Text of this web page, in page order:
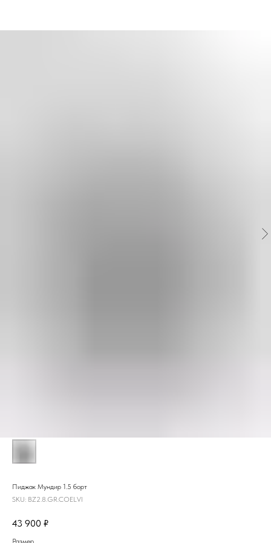
Пиджак Мундир 1.5 борт
SKU: BZ2.8.GR.COELVI
43 900 ₽
Размер